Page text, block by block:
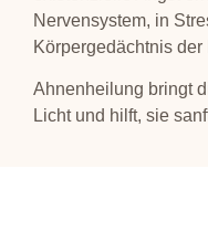
Nervensystem, in
Körpergedächtnis
Ahnenheilung bringt
Licht und hilft, sie